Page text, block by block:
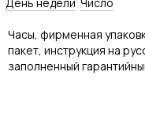
Часы, фирменная
пакет, инструкция на
заполненный